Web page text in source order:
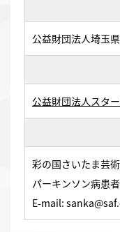
公益財団法人埼玉
公益財団法人スタ
彩の国さいたま芸
パーキンソン病患
E-mail: